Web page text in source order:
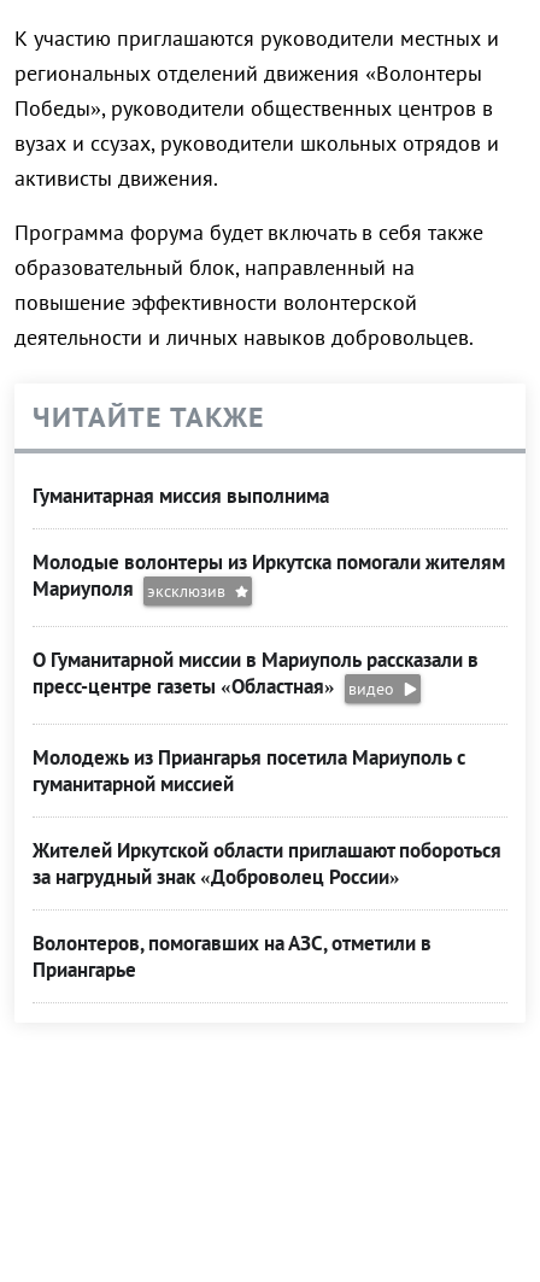
К участию приглашаются руководители местных и
региональных отделений движения «Волонтеры
Победы», руководители общественных центров в
вузах и ссузах, руководители школьных отрядов и
активисты движения.
Программа форума будет включать в себя также
образовательный блок, направленный на
повышение эффективности волонтерской
деятельности и личных навыков добровольцев.
ЧИТАЙТЕ ТАКЖЕ
Гуманитарная миссия выполнима
Молодые волонтеры из Иркутска помогали жителям
Мариуполя
эксклюзив
О Гуманитарной миссии в Мариуполь рассказали в
пресс-центре газеты «Областная»
видео
Молодежь из Приангарья посетила Мариуполь с
гуманитарной миссией
Жителей Иркутской области приглашают побороться
за нагрудный знак «Доброволец России»
Волонтеров, помогавших на АЗС, отметили в
Приангарье